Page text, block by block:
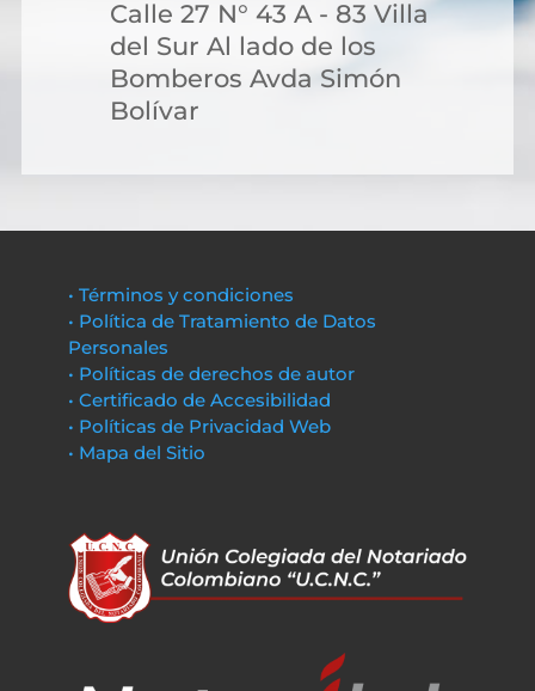
Calle 27 N° 43 A - 83 Villa
del Sur Al lado de los
Bomberos Avda Simón
Bolívar
• Términos y condiciones
• Política de Tratamiento de Datos
Personales
• Políticas de derechos de autor
• Certificado de Accesibilidad
• Políticas de Privacidad Web
• Mapa del Sitio